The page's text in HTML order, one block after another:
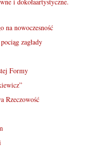
na nowoczesność
zagłady
Formy
Rzeczowość